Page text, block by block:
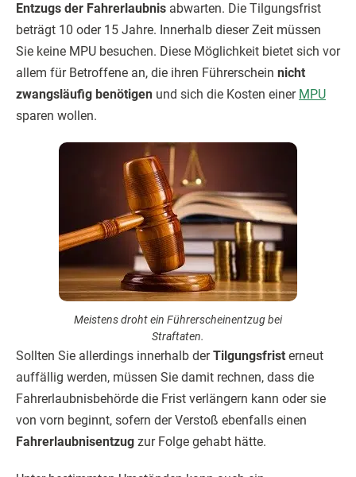
Entzugs der Fahrerlaubnis abwarten. Die Tilgungsfrist
beträgt 10 oder 15 Jahre. Innerhalb dieser Zeit müssen
Sie keine MPU besuchen. Diese Möglichkeit bietet sich vor
allem für Betroffene an, die ihren Führerschein nicht
zwangsläufig benötigen und sich die Kosten einer MPU
sparen wollen.
Meistens droht ein Führerscheinentzug bei
Straftaten.
Sollten Sie allerdings innerhalb derTilgungsfrist erneut
auffällig werden, müssen Sie damit rechnen, dass die
Fahrerlaubnisbehörde die Frist verlängern kann oder sie
von vorn beginnt, sofern der Verstoß ebenfalls einen
Fahrerlaubnisentzug zur Folge gehabt hätte.